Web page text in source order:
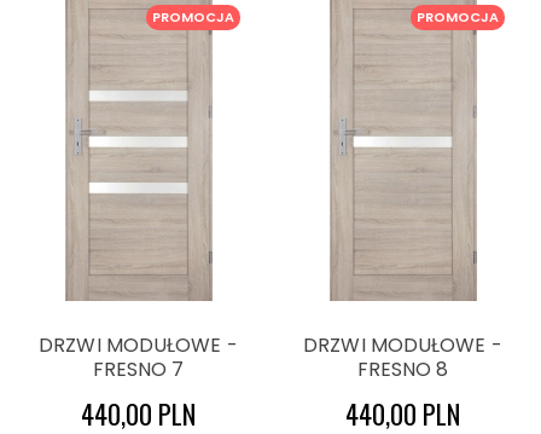
PROMOCJA
DRZWI MODUŁOWE -
FRESNO 7
440,00 PLN
PROMOCJA
DRZWI MODUŁOWE -
FRESNO 8
440,00 PLN